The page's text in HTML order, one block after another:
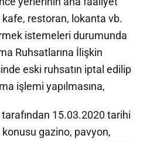
restoran, lokanta vb.
istemeleri durumunda
Ruhsatlarına İlişkin
eski ruhsatın iptal edilip
işlemi yapılmasına,
tarafından 15.03.2020 tarihi
gazino, pavyon,